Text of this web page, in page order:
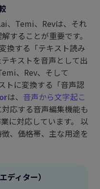
、Temi、Revは、それ
することが重要です。
換する「テキスト読み
キストを音声として出
、Rev、そして
トに変換する「音声認
は、 音声から文字起こ
応する音声編集機能も
に対応しています。 以
、価格帯、主な用途を
ィター）